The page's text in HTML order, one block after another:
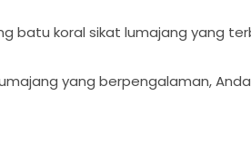
batu koral sikat lumajang yang
yang berpengalaman,